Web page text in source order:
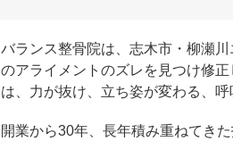
バランス整骨院は、志木市・柳瀬
のアライメントのズレを見つけ修
は、力が抜け、立ち姿が変わる、
開業から30年、長年積み重ねてき